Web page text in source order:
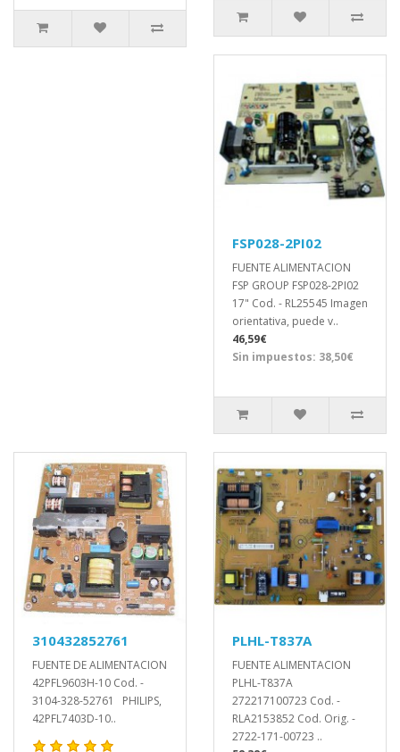
FSP028-2PI02
FUENTE ALIMENTACION
FSP GROUP FSP028-2PI02
17" Cod. - RL25545 Imagen
orientativa, puede v..
46,59€
Sin impuestos: 38,50€
310432852761
FUENTE DE ALIMENTACION
42PFL9603H-10 Cod. -
3104-328-52761 PHILIPS,
42PFL7403D-10..
PLHL-T837A
FUENTE ALIMENTACION
PLHL-T837A
272217100723 Cod. -
RLA2153852 Cod. Orig. -
2722-171-00723 ..